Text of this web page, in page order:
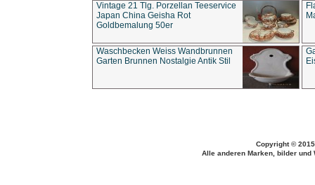
Vintage 21 Tlg. Porzellan Teeservice
Japan China Geisha Rot
Goldbemalung 50er
Waschbecken Weiss Wandbrunnen
Garten Brunnen Nostalgie Antik Stil
Copyright ©
Alle anderen Marken, bilder und